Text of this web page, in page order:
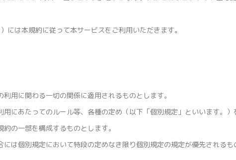
は本規約に従って本サービスをご利用いただきます。
用に関わる一切の関係に適用されるものとします。
にあたってのルール等、各種の定め（以下「個別規定」といいます。）
の一部を構成するものとします。
は個別規定において特段の定めなき限り個別規定の規定が優先されるも